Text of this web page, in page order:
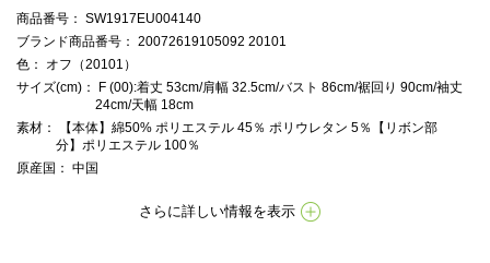
商品番号 ： SW1917EU004140
ブランド商品番号 ： 20072619105092 20101
色 ： オフ（20101）
サイズ(cm) ： F (00):着丈 53cm/肩幅 32.5cm/バスト 86cm/裾回り 90cm/袖丈
24cm/天幅 18cm
素材 ： 【本体】綿50% ポリエステル 45％ ポリウレタン 5％【リボン部
分】ポリエステル 100％
原産国 ： 中国
さらに詳しい情報を表示